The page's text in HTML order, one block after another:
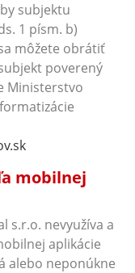
subjektu
1 písm. b)
môžete obrátiť
poverený
Ministerstvo
mobilnej
s.r.o. nevyužíva a
aplikácie
alebo neponúkne